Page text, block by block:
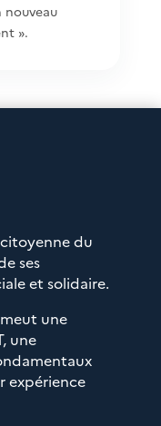
nouveau
».
du
ses
et solidaire.
une
une
expérience